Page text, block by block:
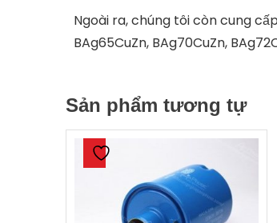
Ngoài ra, chúng tôi còn cung
BAg65CuZn, BAg70CuZn,
Sản phẩm tương tự